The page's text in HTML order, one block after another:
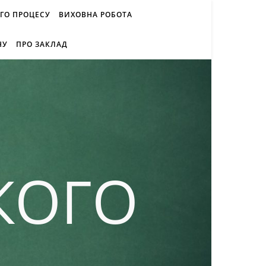
ПРОЦЕСУ ВИХОВНА РОБОТА
ПРО ЗАКЛАД